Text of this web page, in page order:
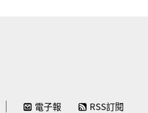
電子報 RSS訂閱